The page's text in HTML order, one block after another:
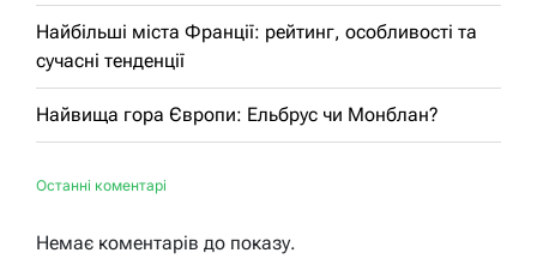
Найбільші міста Франції: рейтинг, особливості та
сучасні тенденції
Найвища гора Європи: Ельбрус чи Монблан?
Останні коментарі
Немає коментарів до показу.